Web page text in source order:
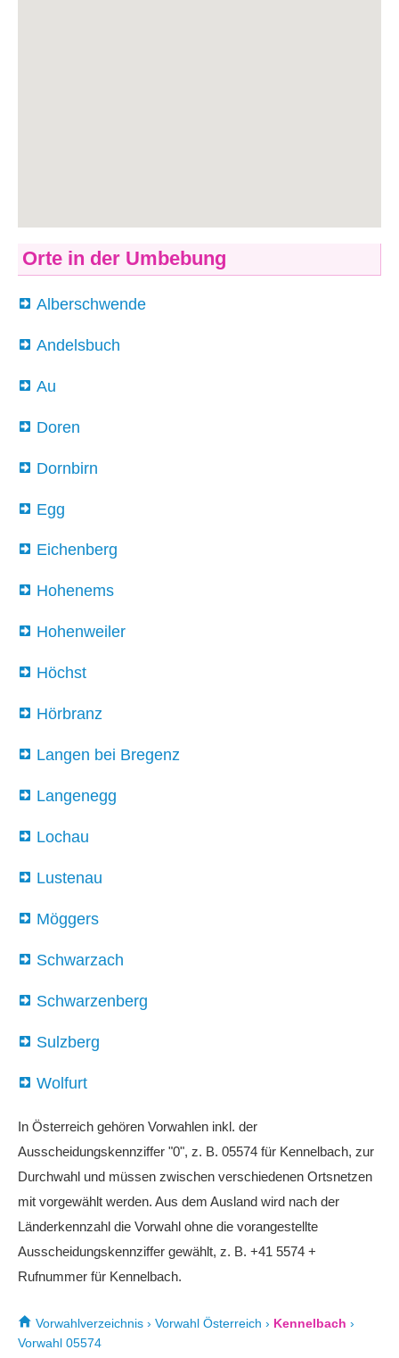
Orte in der Umbebung
Alberschwende
Andelsbuch
Au
Doren
Dornbirn
Egg
Eichenberg
Hohenems
Hohenweiler
Höchst
Hörbranz
Langen bei Bregenz
Langenegg
Lochau
Lustenau
Möggers
Schwarzach
Schwarzenberg
Sulzberg
Wolfurt
In Österreich gehören Vorwahlen inkl. der
Ausscheidungskennziffer "0", z. B. 05574 für Kennelbach, zur
Durchwahl und müssen zwischen verschiedenen Ortsnetzen
mit vorgewählt werden. Aus dem Ausland wird nach der
Länderkennzahl die Vorwahl ohne die vorangestellte
Ausscheidungskennziffer gewählt, z. B. +41 5574 +
Rufnummer für Kennelbach.
Vorwahlverzeichnis › Vorwahl Österreich › Kennelbach ›
Vorwahl 05574